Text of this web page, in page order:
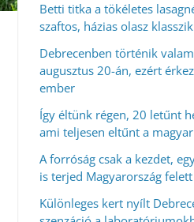
Betti titka a tökéletes
szaftos, házias olasz
Debrecenben történik
augusztus 20-án, ezért
ember
Így éltünk régen, 20 letűnt
ami teljesen eltűnt a
A forróság csak a kezdet,
is terjed Magyarország felett
Különleges kert nyílt